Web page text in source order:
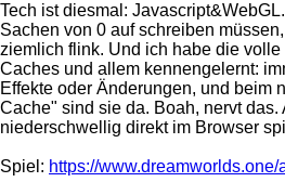
Tech ist diesmal:
Sachen von 0 auf schreiben
ziemlich flink. Und ich habe die volle
Caches und allem kennengelernt:
Effekte oder Änderungen, und beim
Cache" sind sie da. Boah, nervt das.
niederschwellig direkt im Browser
Spiel: https://www.dreamworlds.one/